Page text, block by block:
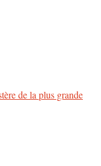
de la plus grande